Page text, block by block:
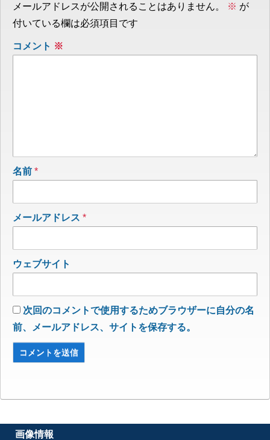
メールアドレスが公開されることはありません。 ※ が
付いている欄は必須項目です
コメント ※
名前 *
メールアドレス *
ウェブサイト
次回のコメントで使用するためブラウザーに自分の名
前、メールアドレス、サイトを保存する。
画像情報